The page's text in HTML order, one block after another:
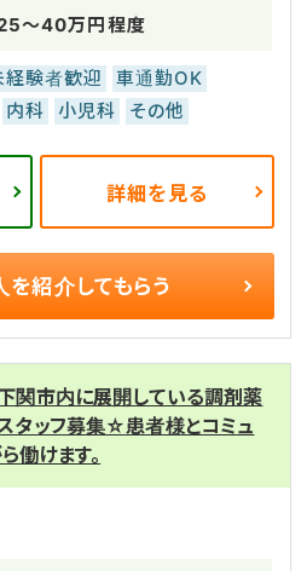
～40万円程度
経験者歓迎
車通勤OK
内科 小児科 その他
詳細を見る
を紹介してもらう
関市内に展開している調剤薬
タッフ募集☆患者様とコミュ
働けます。